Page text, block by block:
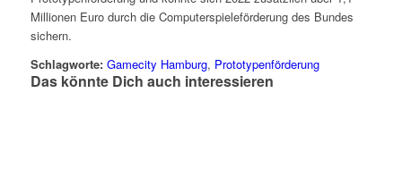
Millionen Euro durch die Computerspieleförderung des Bundes
sichern.
Schlagworte: Gamecity Hamburg, Prototypenförderung
Das könnte Dich auch interessieren